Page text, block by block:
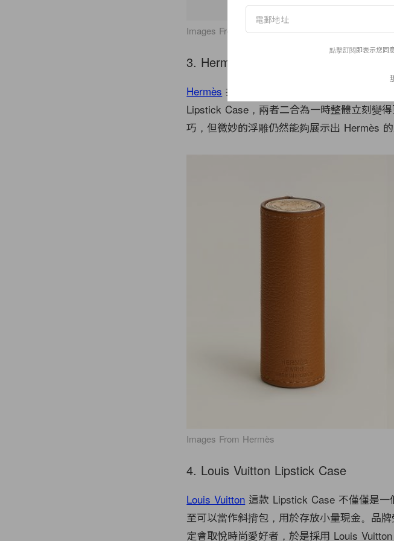
Images From Gucci
3. Hermès Lipstick Case
Hermès 推出的
Lipstick Case，兩者二合為一時整體立刻變
巧，但微妙的浮雕仍然能夠展示出 Hermès
Images From Hermès
4. Louis Vuitton Lipstick Case
Louis Vuitton 這款 Lipstick Case 不僅僅是
至可以當作斜揹包，用於存放小量現金。品
定會取悅時尚愛好者，於是採用 Louis
點擊訂閱即表示您同